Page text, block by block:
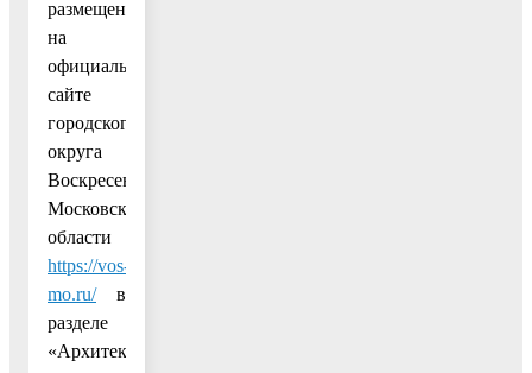
размещены
на
официальном
сайте
городского
округа
Воскресенск
Московской
области
https://vos-
mo.ru/в
разделе
«Архитектура